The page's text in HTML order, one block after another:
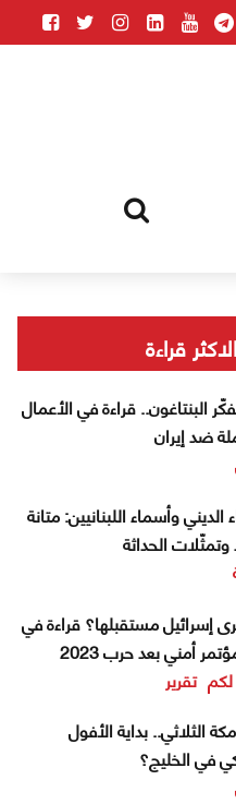
الاكثر قراءة
البنتاغون.. قراءة في الأعمال
ضد إيران
الديني وأسماء اللبنانيين: متانة
وتمثّلات الحداثة
إسرائيل مستقبلها؟ قراءة في
أمني بعد حرب 2023
لكم تقرير
الثلاثي.. بداية الأفول
في الخليج؟